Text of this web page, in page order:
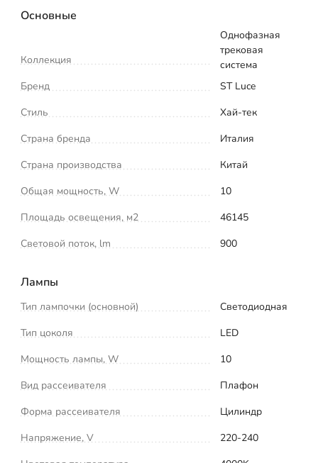
Основные
Коллекция
Однофазная
трековая
система
Бренд
ST Luce
Стиль
Хай-тек
Страна бренда
Италия
Страна производства
Китай
Общая мощность, W
10
Площадь освещения, м2
46145
Световой поток, lm
900
Лампы
Тип лампочки (основной)
Светодиодная
Тип цоколя
LED
Мощность лампы, W
10
Вид рассеивателя
Плафон
Форма рассеивателя
Цилиндр
Напряжение, V
220-240